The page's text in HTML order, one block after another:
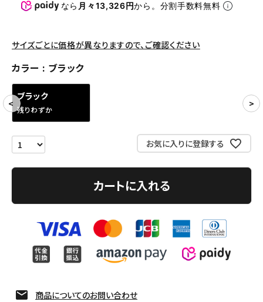
COLLABORATION BRAND
SEASON
CONTENTS
ACCOUNT MENU
ようこそ ゲスト 様
person
Follow us
なら 月々13,326円から。分割手数料無料
サイズごとに価格が異なりますので、ご確認ください
カラー ブラック
ブラック
残りわずか
お気に入りに登録する
カートに入れる
商品についてのお問い合わせ